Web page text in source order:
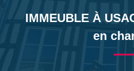
BIENS
IMMEUBLE À
en